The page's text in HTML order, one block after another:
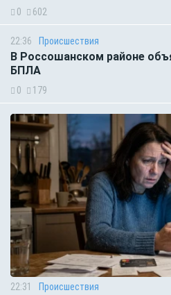
0 602
22:36 Происшествия
В Россошанском районе
БПЛА
0 179
22:31 Происшествия